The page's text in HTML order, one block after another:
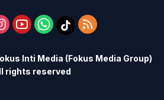
Inti Media (Fokus Media Group)
rights reserved